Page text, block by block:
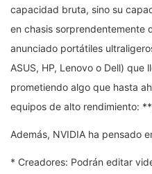
capacidad bruta, sino su
en chasis sorprendentemente
anunciado portátiles
ASUS, HP, Lenovo o Dell) que
prometiendo algo que hasta
equipos de alto rendimiento:
Además, NVIDIA ha pensado
* Creadores: Podrán editar